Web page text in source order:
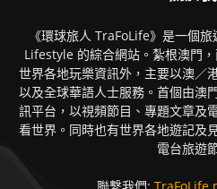
《環球旅人 TraFoLife》是一個
Lifestyle 的綜合網站。紮根澳門
世界各地玩樂資訊外，主要以澳／
以及全球華語人士服務。首個由澳
訊平台，以視頻節目、專題文章及
看世界。同時也有世界各地遊記及
電台旅遊